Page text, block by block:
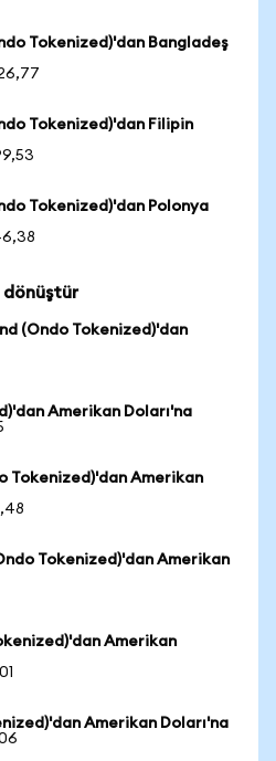
Tokenized)'dan Bangladeş
Tokenized)'dan Filipin
Tokenized)'dan Polonya
dönüştür
(Ondo Tokenized)'dan
Amerikan Doları'na
Tokenized)'dan Amerikan
Tokenized)'dan Amerikan
Amerikan
Amerikan Doları'na